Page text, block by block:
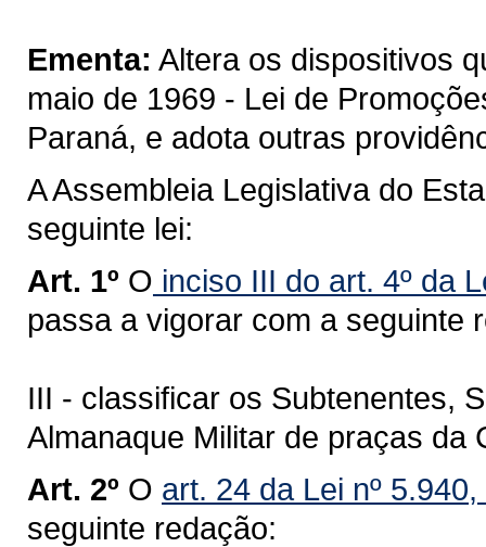
Ementa: Altera os dispositivos
maio de 1969 - Lei de
Paraná, e adota outras
A Assembleia Legislativa do
seguinte lei:
Art. 1º O inciso III do art. 4º da
passa a vigorar com a seguinte
III - classificar os Subtenentes,
Almanaque Militar de praças da
Art. 2º O art. 24 da Lei nº
seguinte redação: